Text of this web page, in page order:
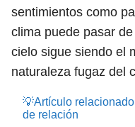
sentimientos como
clima puede pasar
cielo sigue siendo el
naturaleza fugaz del
💡Artículo
de relación